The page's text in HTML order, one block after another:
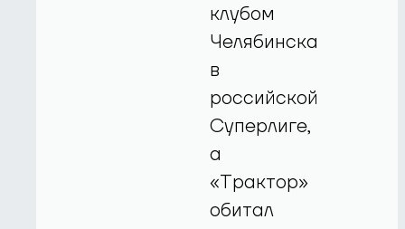
клубом
Челябинска
в
российской
Суперлиге,
а
«Трактор»
обитал